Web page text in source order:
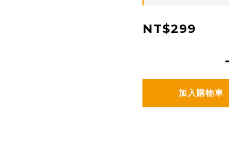
NT$299
加入購物車